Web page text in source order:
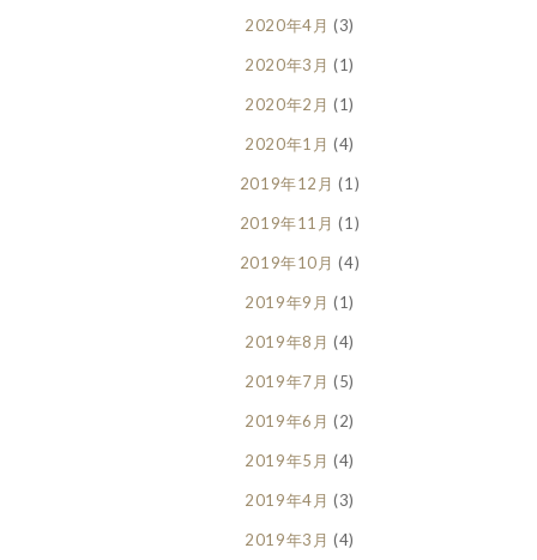
2020年4月 (3)
2020年3月 (1)
2020年2月 (1)
2020年1月 (4)
2019年12月 (1)
2019年11月 (1)
2019年10月 (4)
2019年9月 (1)
2019年8月 (4)
2019年7月 (5)
2019年6月 (2)
2019年5月 (4)
2019年4月 (3)
2019年3月 (4)